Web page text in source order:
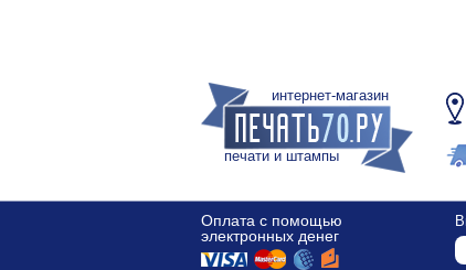
интернет-магазин
печати и штампы
Оплата с помощью
электронных денег